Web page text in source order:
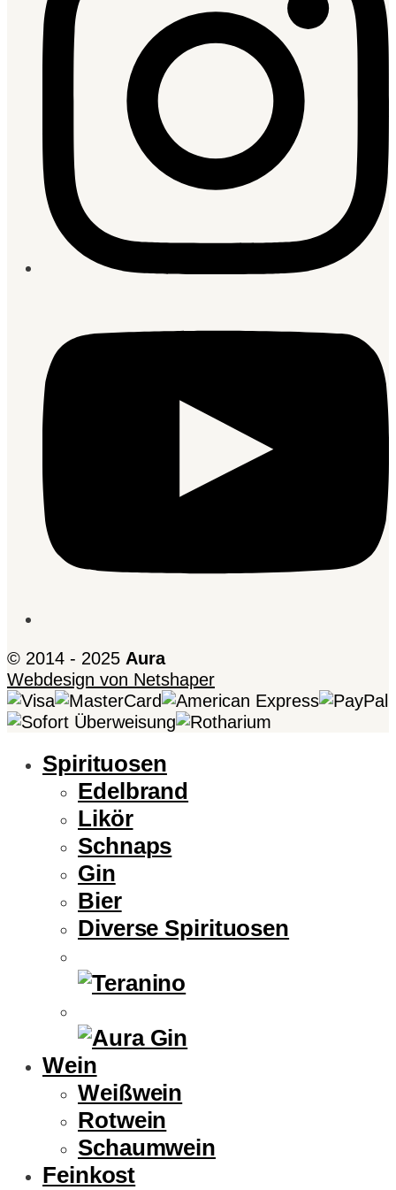
© 2014 - 2025 Aura
Webdesign von Netshaper
Spirituosen
Edelbrand
Likör
Schnaps
Gin
Bier
Diverse Spirituosen
Wein
Weißwein
Rotwein
Schaumwein
Feinkost